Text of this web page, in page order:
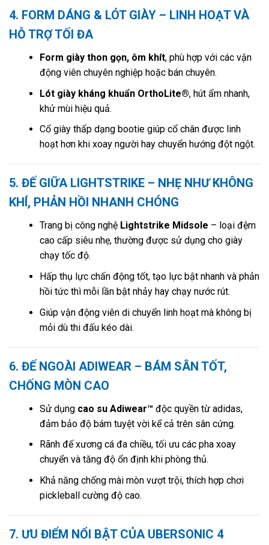
4. FORM DÁNG & LÓT GIÀY – LINH HOẠT VÀ
HỖ TRỢ TỐI ĐA
Form giày thon gọn, ôm khít, phù hợp với các vận
động viên chuyên nghiệp hoặc bán chuyên.
Lót giày kháng khuẩn OrthoLite®, hút ẩm nhanh,
khử mùi hiệu quả.
Cổ giày thấp dạng bootie giúp cổ chân được linh
hoạt hơn khi xoay người hay chuyển hướng đột ngột.
5. ĐẾ GIỮA LIGHTSTRIKE – NHẸ NHƯ KHÔNG
KHÍ, PHẢN HỒI NHANH CHÓNG
Trang bị công nghệ Lightstrike Midsole – loại đệm
cao cấp siêu nhẹ, thường được sử dụng cho giày
chạy tốc độ.
Hấp thụ lực chấn động tốt, tạo lực bật nhanh và phản
hồi tức thì mỗi lần bật nhảy hay chạy nước rút.
Giúp vận động viên di chuyển linh hoạt mà không bị
mỏi dù thi đấu kéo dài.
6. ĐẾ NGOÀI ADIWEAR – BÁM SÂN TỐT,
CHỐNG MÒN CAO
Sử dụng cao su Adiwear™ độc quyền từ adidas,
đảm bảo độ bám tuyệt vời kể cả trên sân cứng.
Rãnh đế xương cá đa chiều, tối ưu các pha xoay
chuyển và tăng độ ổn định khi phòng thủ.
Khả năng chống mài mòn vượt trội, thích hợp chơi
pickleball cường độ cao.
7. ƯU ĐIỂM NỔI BẬT CỦA UBERSONIC 4